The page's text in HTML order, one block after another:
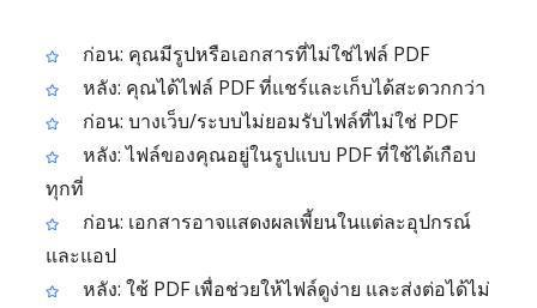
ก่อน: คุณมีรูปหรือเอกสารที่ไม่ใช่ไฟล์ PDF
หลัง: คุณได้ไฟล์ PDF ที่แชร์และเก็บได้สะดวกกว่า
ก่อน: บางเว็บ/ระบบไม่ยอมรับไฟล์ที่ไม่ใช่ PDF
หลัง: ไฟล์ของคุณอยู่ในรูปแบบ PDF ที่ใช้ได้เกือบ
ทุกที่
ก่อน: เอกสารอาจแสดงผลเพี้ยนในแต่ละอุปกรณ์
และแอป
หลัง: ใช้ PDF เพื่อช่วยให้ไฟล์ดูง่าย และส่งต่อได้ไม่